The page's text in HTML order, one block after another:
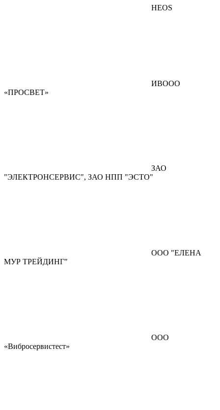
HEOS
ИВООО
«ПРОСВЕТ»
ЗАО
"ЭЛЕКТРОНСЕРВИС", ЗАО НПП "ЭСТО"
ООО "ЕЛЕНА
МУР ТРЕЙДИНГ"
ООО
«Вибросервистест»